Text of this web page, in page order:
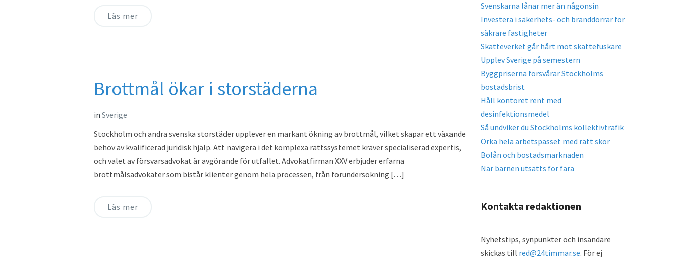
Läs mer
Brottmål ökar i storstäderna
in Sverige
Stockholm och andra svenska storstäder upplever en markant ökning av brottmål, vilket skapar ett växande
behov av kvalificerad juridisk hjälp. Att navigera i det komplexa rättssystemet kräver specialiserad expertis,
och valet av försvarsadvokat är avgörande för utfallet. Advokatfirman XXV erbjuder erfarna
brottmålsadvokater som bistår klienter genom hela processen, från förundersökning […]
Läs mer
Svenskarna lånar mer än någonsin
Investera i säkerhets- och branddörrar för
säkrare fastigheter
Skatteverket går hårt mot skattefuskare
Upplev Sverige på semestern
Byggpriserna försvårar Stockholms
bostadsbrist
Håll kontoret rent med
desinfektionsmedel
Så undviker du Stockholms kollektivtrafik
Orka hela arbetspasset med rätt skor
Bolån och bostadsmarknaden
När barnen utsätts för fara
Kontakta redaktionen
Nyhetstips, synpunkter och insändare
skickas till red@24timmar.se. För ej